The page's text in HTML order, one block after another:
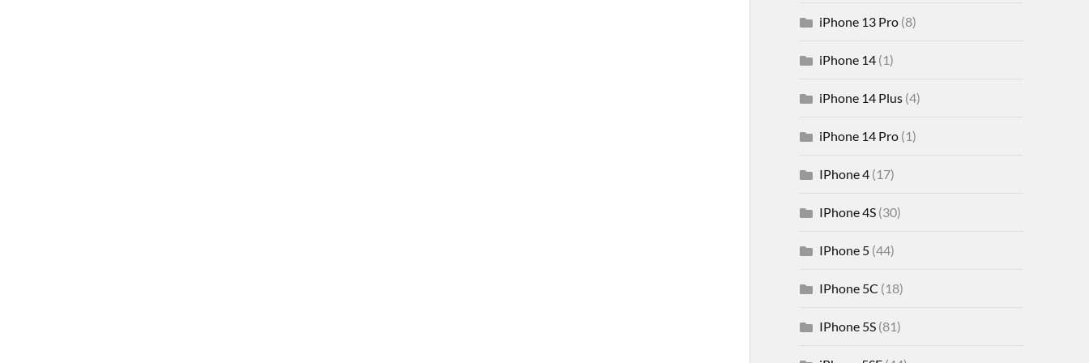
iPhone 13 Pro(8)
iPhone 14(1)
iPhone 14 Plus(4)
iPhone 14 Pro(1)
IPhone 4(17)
IPhone 4S(30)
IPhone 5(44)
IPhone 5C (18)
IPhone 5S(81)